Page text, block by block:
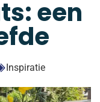
een
Inspiratie